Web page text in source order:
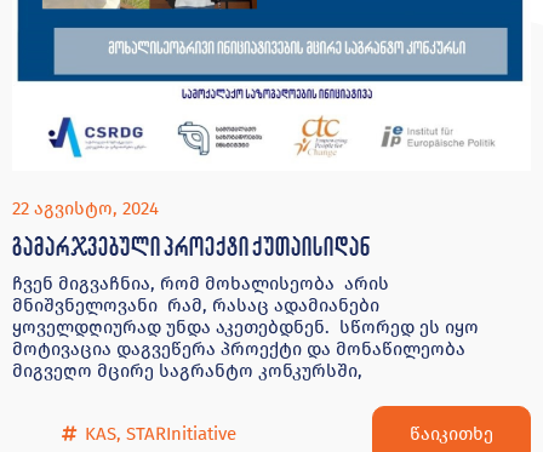
22 აგვისტო, 2024
გამარჯვებული პროექტი ქუთაისიდან
ჩვენ მიგვაჩნია, რომ მოხალისეობა არის
მნიშვნელოვანი რამ, რასაც ადამიანები
ყოველდღიურად უნდა აკეთებდნენ. სწორედ ეს იყო
მოტივაცია დაგვეწერა პროექტი და მონაწილეობა
მიგვეღო მცირე საგრანტო კონკურსში,
KAS, STARInitiative წაიკითხე